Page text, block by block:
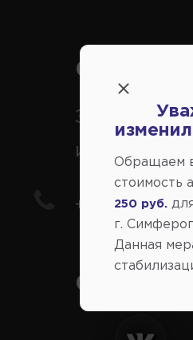
Заказ шин,
иномарки
+7(978) 206-
Обращаем
стоимость
250 руб.
г.
Данная